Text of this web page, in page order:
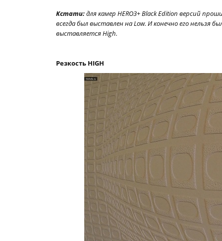
Кстати:для камер HERO3+ Black Edition версий
всегда был выставлен на Low. И конечно его нельзя
выставляется High.
Резкость HIGH